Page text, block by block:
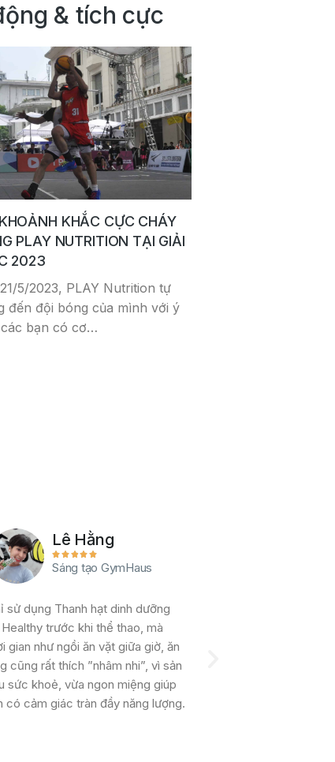
& tích cực
KHẮC CỰC CHÁY
PLAY NUTRITION TẠI GIẢI
2023
5/2023, PLAY Nutrition tự
đến đội bóng của mình với ý
bạn có cơ…
Lê Hằng
  
Sáng tạo GymHaus
sử dụng Thanh hạt dinh dưỡng
trước khi thể thao, mà
gian như ngồi ăn vặt giữa giờ, ăn
cũng rất thích ”nhâm nhi”, vì sản
sức khoẻ, vừa ngon miệng giúp
có cảm giác tràn đầy năng lượng.